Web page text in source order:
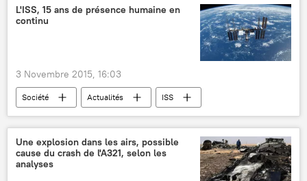
frappe aérienne
opération militaire
L'ISS, 15 ans de présence humaine en
continu
3 Novembre 2015, 16:03
Société Actualités
ISS
espace
Sciences et tech
Une explosion dans les airs, possible
cause du crash de l'A321, selon les
analyses